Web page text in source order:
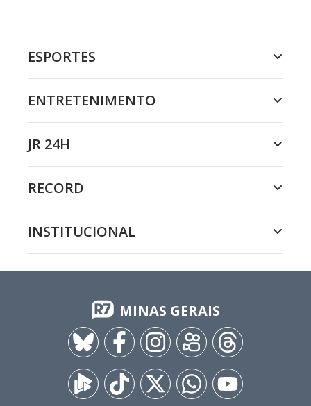
ESPORTES
ENTRETENIMENTO
JR 24H
RECORD
INSTITUCIONAL
MINAS GERAIS